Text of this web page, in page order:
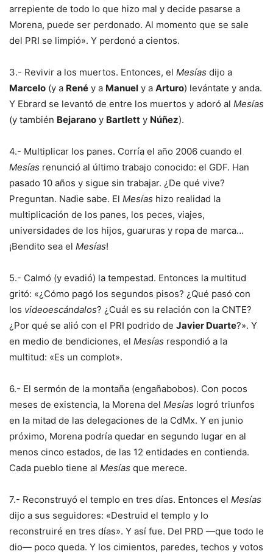
arrepiente de todo lo que hizo mal y decide pasarse a
Morena, puede ser perdonado. Al momento que se sale
del PRI se limpió». Y perdonó a cientos.
3.- Revivir a los muertos. Entonces, el Mesías dijo a
Marcelo (y a René y a Manuel y a Arturo) levántate y anda.
Y Ebrard se levantó de entre los muertos y adoró al Mesías
(y también Bejarano y Bartlett y Núñez).
4.- Multiplicar los panes. Corría el año 2006 cuando el
Mesías renunció al último trabajo conocido: el GDF. Han
pasado 10 años y sigue sin trabajar. ¿De qué vive?
Preguntan. Nadie sabe. El Mesías hizo realidad la
multiplicación de los panes, los peces, viajes,
universidades de los hijos, guaruras y ropa de marca…
¡Bendito sea el Mesías!
5.- Calmó (y evadió) la tempestad. Entonces la multitud
gritó: «¿Cómo pagó los segundos pisos? ¿Qué pasó con
los videoescándalos? ¿Cuál es su relación con la CNTE?
¿Por qué se alió con el PRI podrido de Javier Duarte?». Y
en medio de bendiciones, el Mesías respondió a la
multitud: «Es un complot».
6.- El sermón de la montaña (engañabobos). Con pocos
meses de existencia, la Morena del Mesías logró triunfos
en la mitad de las delegaciones de la CdMx. Y en junio
próximo, Morena podría quedar en segundo lugar en al
menos cinco estados, de las 12 entidades en contienda.
Cada pueblo tiene al Mesías que merece.
7.- Reconstruyó el templo en tres días. Entonces el Mesías
dijo a sus seguidores: «Destruid el templo y lo
reconstruiré en tres días». Y así fue. Del PRD —que todo le
dio— poco queda. Y los cimientos, paredes, techos y votos